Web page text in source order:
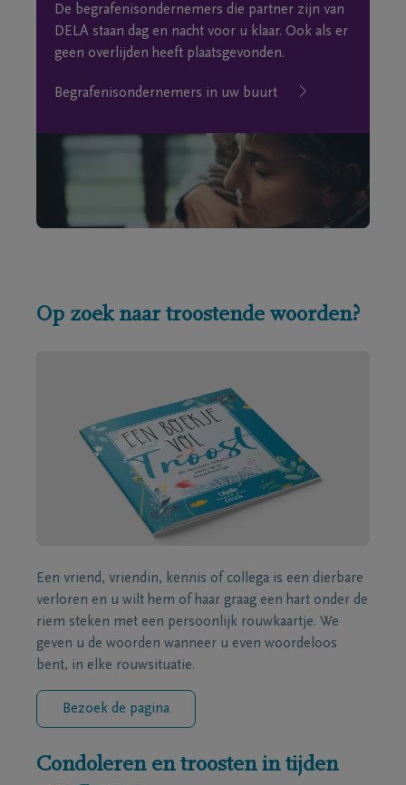
De begrafenisondernemers die partner zijn van
DELA staan dag en nacht voor u klaar. Ook als er
geen overlijden heeft plaatsgevonden.
Begrafenisondernemers in uw buurt
Op zoek naar troostende woorden?
Een vriend, vriendin, kennis of collega is een dierbare
verloren en u wilt hem of haar graag een hart onder de
riem steken met een persoonlijk rouwkaartje. We
geven u de woorden wanneer u even woordeloos
bent, in elke rouwsituatie.
Bezoek de pagina
Condoleren en troosten in tijden